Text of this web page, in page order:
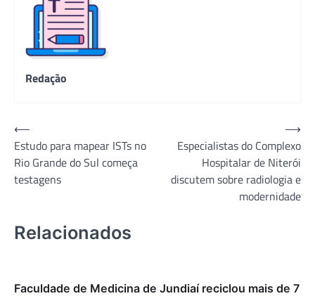
Redação
Navegação
de
Post
⟵
Estudo para mapear ISTs no
Rio Grande do Sul começa
testagens
Especialistas do Complexo
Hospitalar de Niterói
discutem sobre radiologia e
modernidade
⟶
Relacionados
Faculdade de Medicina de Jundiaí reciclou mais de 7